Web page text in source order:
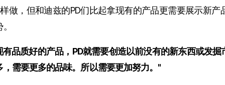
做，但和迪兹的PD们比起拿现有的产品更需要展示新产
品质好的产品，PD就需要创造以前没有的新东西或发
需要更多的品味。所以需要更加努力。"